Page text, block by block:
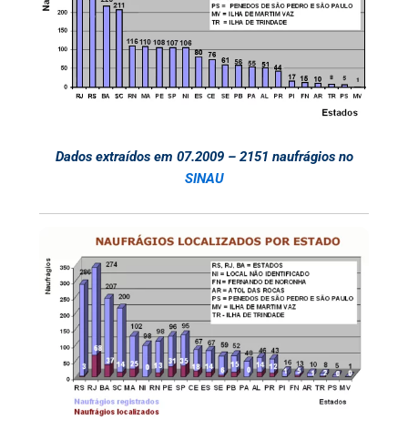
Dados extraídos em 07.2009 – 2151 naufrágios no
SINAU